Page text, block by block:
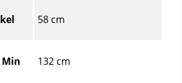
58 cm
132 cm